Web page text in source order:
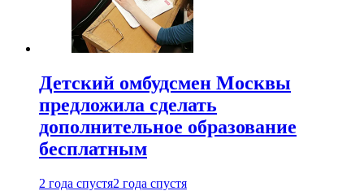
Детский омбудсмен Москвы
предложила сделать
дополнительное образование
бесплатным
2 года спустя2 года спустя